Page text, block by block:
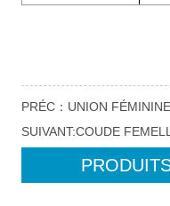
PRÉC： UNION FÉMININE
SUIVANT:COUDE